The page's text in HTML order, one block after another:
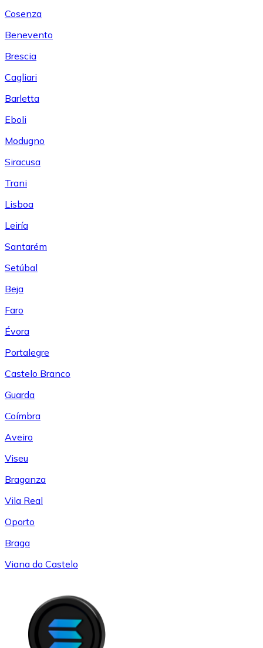
Cosenza
Benevento
Brescia
Cagliari
Barletta
Eboli
Modugno
Siracusa
Trani
Lisboa
Leiría
Santarém
Setúbal
Beja
Faro
Évora
Portalegre
Castelo Branco
Guarda
Coímbra
Aveiro
Viseu
Braganza
Vila Real
Oporto
Braga
Viana do Castelo